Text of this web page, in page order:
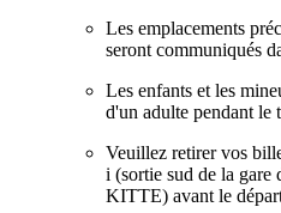
Les emplacements
seront communiqués
Les enfants et les
d'un adulte pendant le
Veuillez retirer vos
i (sortie sud de la
KITTE) avant le